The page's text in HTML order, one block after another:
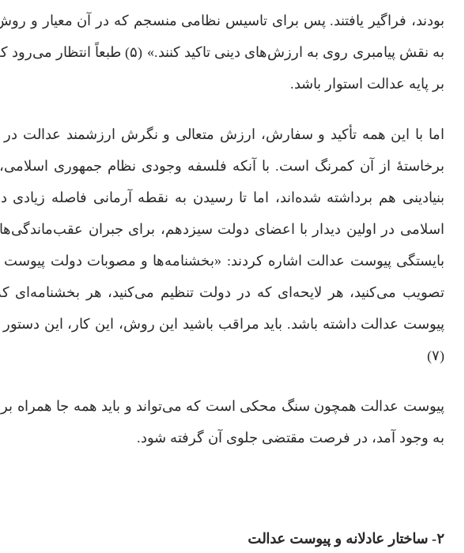
بودند، فراگیر یافتند. پس برای تاسیس نظامی منسجم که در آن معیار و
به نقش پیامبری‌ روی به ارزش‌های
بر پایه عدالت استوار باشد.
اما با این همه تأکید و سفارش، ارزش متعالی و نگرش ارزشمند عدالت
بنیادینی هم برداشته شده‌اند، اما تا رسیدن به نقطه آرمانی فاصله
اسلامی در اولین دیدار با اعضای دولت سیزدهم، برای جبران
بایستگی پیوست عدالت‌ اشاره کردند: «بخشنامه‌ها و مصوبات دولت
تصویب می‌کنید، هر لایحه‌ای که در دولت تنظیم می‌کنید، هر بخشنامه‌ای
پیوست عدالت داشته باشد. باید مراقب باشید این روش، این کار، این
(۷)
پیوست عدالت همچون سنگ محکی است که می‌تواند و باید همه جا همراه
به وجود آمد، در فرصت مقتضی جلوی آن گرفته شود.
۲- ساختار عادلانه و پیوست عدالت